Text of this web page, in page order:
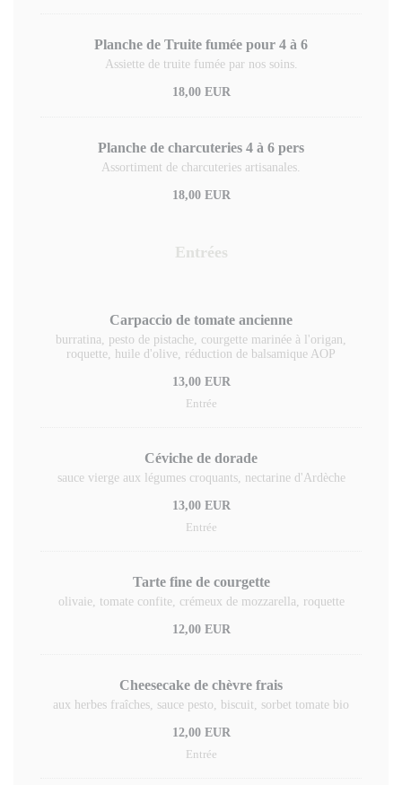
Planche de Truite fumée pour 4 à 6
Assiette de truite fumée par nos soins.
18,00 EUR
Planche de charcuteries 4 à 6 pers
Assortiment de charcuteries artisanales.
18,00 EUR
Entrées
Carpaccio de tomate ancienne
burratina, pesto de pistache, courgette marinée à l'origan,
roquette, huile d'olive, réduction de balsamique AOP
13,00 EUR
Entrée
Céviche de dorade
sauce vierge aux légumes croquants, nectarine d'Ardèche
13,00 EUR
Entrée
Tarte fine de courgette
olivaie, tomate confite, crémeux de mozzarella, roquette
12,00 EUR
Cheesecake de chèvre frais
aux herbes fraîches, sauce pesto, biscuit, sorbet tomate bio
12,00 EUR
Entrée